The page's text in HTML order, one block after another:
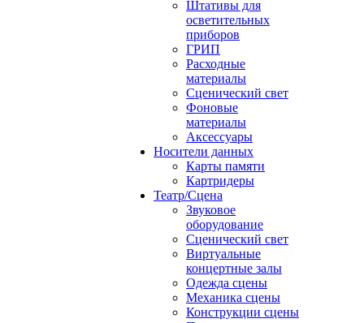
Штативы для
осветительных
приборов
ГРИП
Расходные
материалы
Сценический свет
Фоновые
материалы
Аксессуары
Носители данных
Карты памяти
Картридеры
Театр/Сцена
Звуковое
оборудование
Сценический свет
Виртуальные
концертные залы
Одежда сцены
Механика сцены
Конструкции сцены